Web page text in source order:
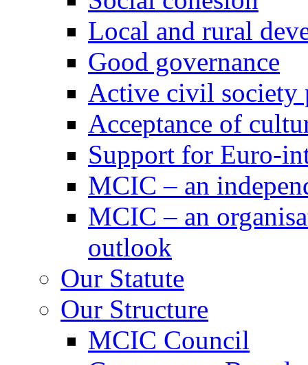
Local and rural
Good governance
Active civil society
Acceptance of
Support for Euro-
MCIC – an
MCIC – an
outlook
Our Statute
Our Structure
MCIC Council